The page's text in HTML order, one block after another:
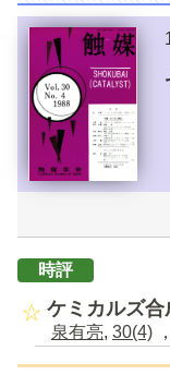
時評
ケミカルズ
泉有亮, 30(4)